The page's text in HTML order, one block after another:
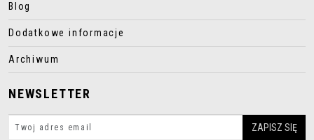
Blog
Dodatkowe informacje
Archiwum
NEWSLETTER